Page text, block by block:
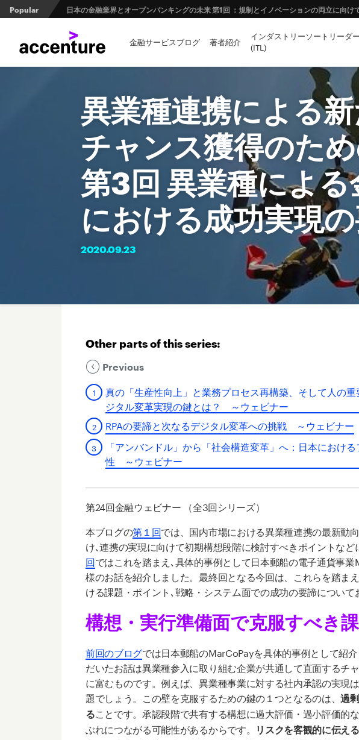
Popular 日本の金融業界とオープンバンキングの未来 第1回 ：規制とイノベーションの両立に向け
FinTech Journal掲載記事：第２回 量子コンピューターや拡張現実はどのような「金融
顧客価値と企業経営＿Design Pivot 新しいデザインとの向き合い方 第1回 金融機関に求
金融サービスブログ 著者紹介
インダストリーソートリーダー
(ITL)
異業種連携による
チャンス獲得のた
第3回 異業種によ
における成功実現
2020.09.23
Other parts of this series:
Previous
真の「生産性向上」と業務プロセス再構築、そして人の
ジタル変革実現の鍵とは？ ～ウェビナー
RPAの要諦と次なるデジタル変革への挑戦 ～ウェビナー
「アンバンドル」から「社会構造変革」へ：日本におけ
性 ～ウェビナー
第24回金融ウェビナー （全3回シリーズ）
本ブログの第１回では、国内市場における異業種連携の最新動
け､連携の実現に向けて初期構想段階に検討すべきポイントな
回ではこれを踏まえ､具体的事例として日本郵船の電子通貨事
様のお話を紹介しました。最終回となる今回は、これらを踏ま
ける課題・ポイント､戦略・システム面での成功の要諦について
構想・実行準備面で克服すべき
前回のブログでは日本郵船のMarCoPayを具体的事例として紹
だいたお話は異業種参入に取り組む企業が共通して直面するチ
に富むものです。例えば、異業種事業に対する社内承認の実現
題でしょう。この壁を克服するための鍵の１つとなるのは、過
る ことです。承認段階で共有する構想に過大評価・過小評価的
ぶれにつながる可能性があるからです。
リスクを客観的に伝える